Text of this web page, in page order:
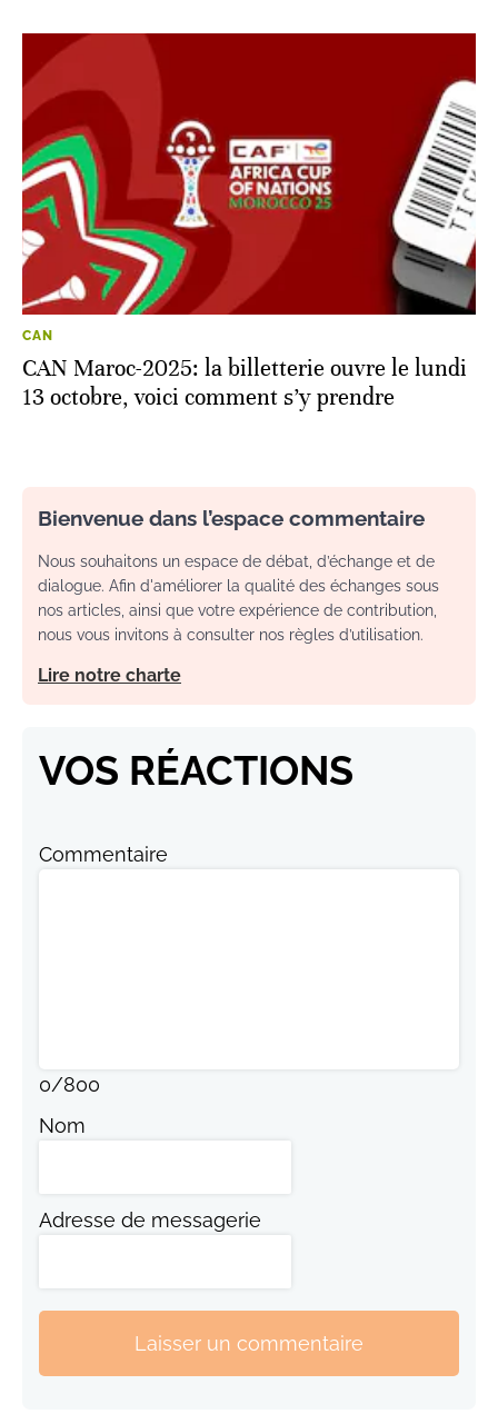
CAN
CAN Maroc-2025: la billetterie ouvre le lundi
13 octobre, voici comment s’y prendre
Bienvenue dans l’espace commentaire
Nous souhaitons un espace de débat, d’échange et de
dialogue. Afin d'améliorer la qualité des échanges sous
nos articles, ainsi que votre expérience de contribution,
nous vous invitons à consulter nos règles d’utilisation.
Lire notre charte
VOS RÉACTIONS
Commentaire
0/800
Nom
Adresse de messagerie
Laisser un commentaire